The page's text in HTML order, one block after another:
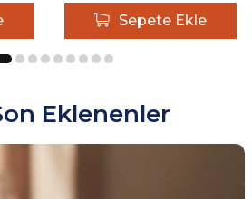
Sepete Ekle
Eklenenler